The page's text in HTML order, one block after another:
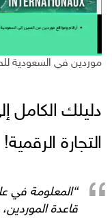
موردين في السعودية
دليلك الكامل
التجارة الرقمية!
“المعلومة في
قاعدة